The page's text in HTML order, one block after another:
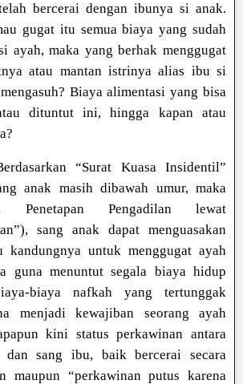
bercerai dengan ibunya si anak.
gugat itu semua biaya yang sudah
ayah, maka yang berhak menggugat
atau mantan istrinya alias ibu si
Biaya alimentasi yang bisa
dituntut ini, hingga kapan atau
“Surat Kuasa Insidentil”
anak masih dibawah umur, maka
Penetapan Pengadilan lewat
sang anak dapat menguasakan
kandungnya untuk menggugat ayah
guna menuntut segala biaya hidup
biaya nafkah yang tertunggak
menjadi kewajiban seorang ayah
kini status perkawinan antara
dan sang ibu, baik bercerai secara
maupun “perkawinan putus karena